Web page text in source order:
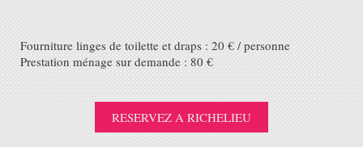
Fourniture linges de toilette et draps : 20 € / personne
Prestation ménage sur demande : 80 €
RESERVEZ A RICHELIEU